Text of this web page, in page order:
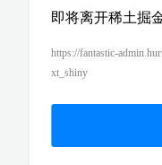
即将离开稀土掘
https://fantastic-
xt_shiny